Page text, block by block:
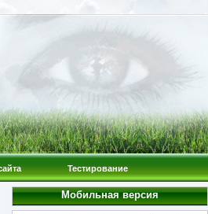
Тестирование
Мобильная версия